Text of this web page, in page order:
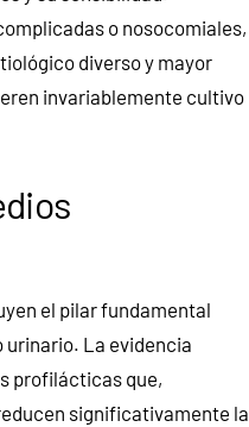
o nosocomiales,
diverso y mayor
invariablemente cultivo
el pilar fundamental
La evidencia
profilácticas que,
significativamente la